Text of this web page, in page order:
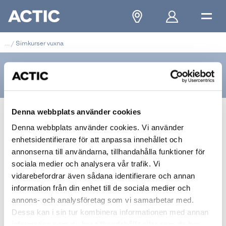
Denna webbplats använder cookies
Denna webbplats använder cookies. Vi använder
enhetsidentifierare för att anpassa innehållet och
annonserna till användarna, tillhandahålla funktioner för
sociala medier och analysera vår trafik. Vi
vidarebefordrar även sådana identifierare och annan
information från din enhet till de sociala medier och
annons- och analysföretag som vi samarbetar med.
Dessa kan i sin tur kombinera informationen med annan
/ Simkurser vuxna
Simkurser vuxna
Utveckla din simning med
Actics simkurser
Hos Actic erbjuder vi simkurser för vuxna för alla nivåer.
Här har vi simkurser både för nybörjare som vill lära sig
simteknik och känna trygghet i vattnet, och för dig som
vill lära dig crawla eller vidareutveckla din simteknik.